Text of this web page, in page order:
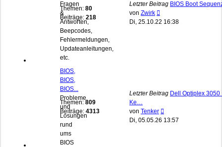
Fragen
&
Antworten,
Beepcodes,
Fehlermeldungen,
Updateanleitungen,
etc.
Themen: 80
Beiträge: 218
Letzter Beitrag BIOS Boot
von Zwirk
Beitrag
Di, 25.10.22 16:38
BIOS,
BIOS,
BIOS...
Probleme
und
Lösungen
rund
ums
BIOS
Themen: 809
Beiträge: 4313
Letzter Beitrag Dell Optiplex 3050
Ke…
von Tenker
Beitrag
Di, 05.05.26 13:57